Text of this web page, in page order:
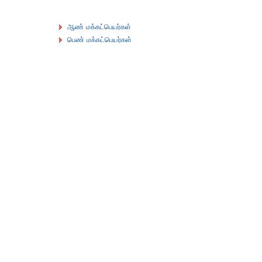
ஆண் மக்கட்பெயர்கள்
பெண் மக்கட்பெயர்கள்